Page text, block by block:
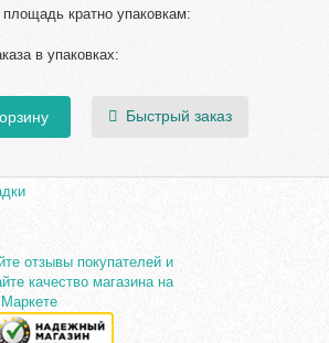
площадь кратно упаковкам:
в упаковках:
Быстрый заказ